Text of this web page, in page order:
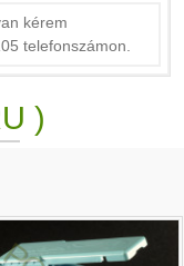
kérem
telefonszámon.
)